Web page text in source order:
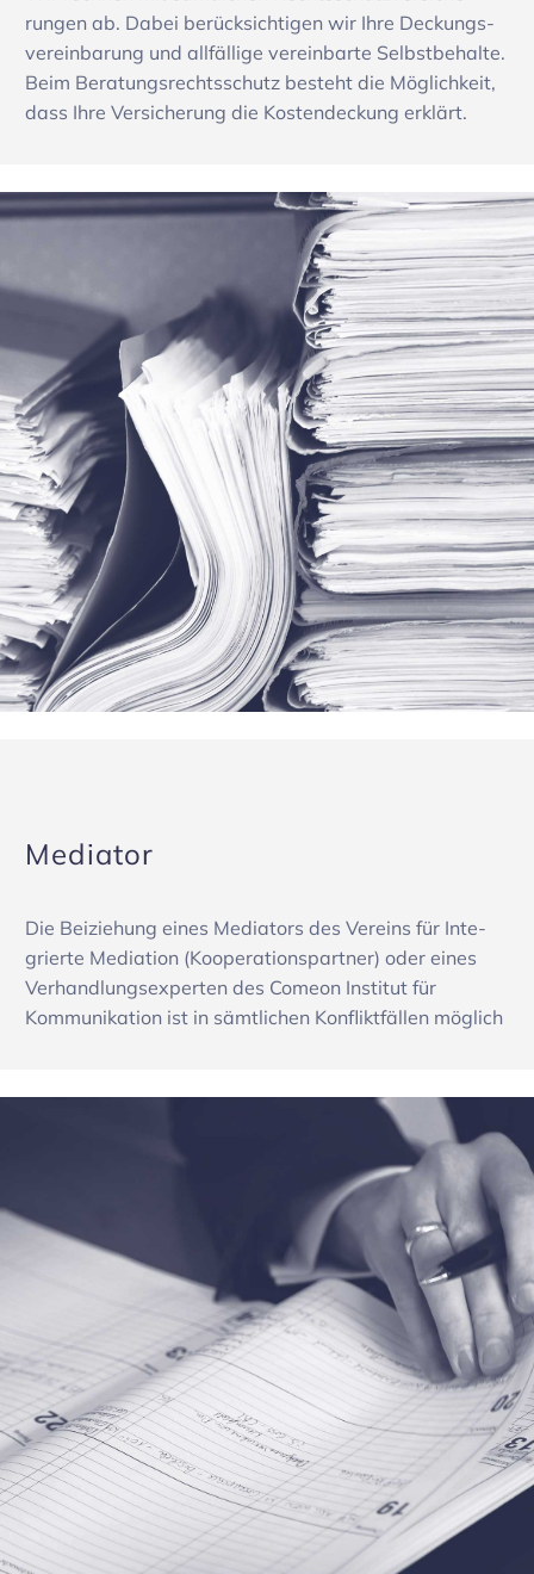
rungen ab. Dabei berück­sich­tigen wir Ihre Deckungs­
ver­ein­ba­rung und allfäl­lige verein­barte Selbst­be­halte.
Beim Bera­tungs­rechts­schutz besteht die Möglich­keit,
dass Ihre Versi­che­rung die Kosten­de­ckung erklärt.
Mediator
Die Beizie­hung eines Media­tors des Vereins für Inte­
grierte Media­tion (Koope­ra­ti­ons­partner) oder eines
Verhand­lungs­experten des Comeon Institut für
Kommu­ni­ka­tion ist in sämt­li­chen Konflikt­fällen möglich